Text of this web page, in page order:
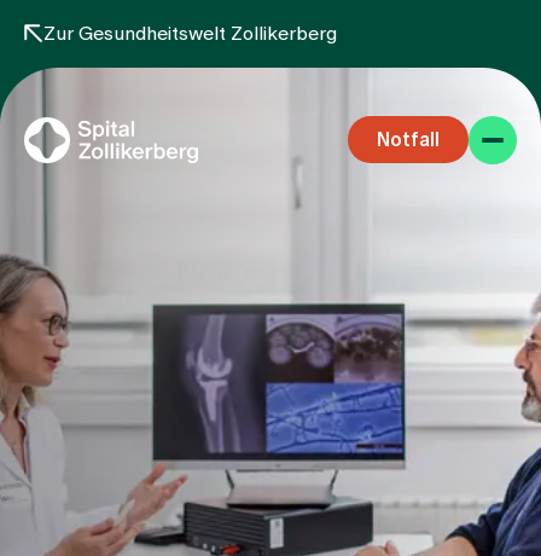
Zur Gesundheitswelt Zollikerberg
Notfall
Fachbereiche
Team